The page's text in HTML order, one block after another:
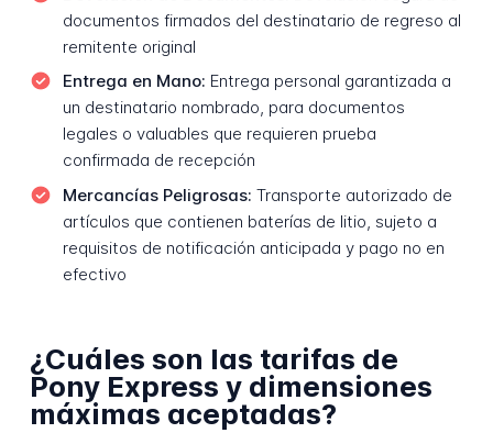
documentos firmados del destinatario de regreso al
remitente original
Entrega en Mano: Entrega personal garantizada a
un destinatario nombrado, para documentos
legales o valuables que requieren prueba
confirmada de recepción
Mercancías Peligrosas: Transporte autorizado de
artículos que contienen baterías de litio, sujeto a
requisitos de notificación anticipada y pago no en
efectivo
¿Cuáles son las tarifas de
Pony Express y dimensiones
máximas aceptadas?